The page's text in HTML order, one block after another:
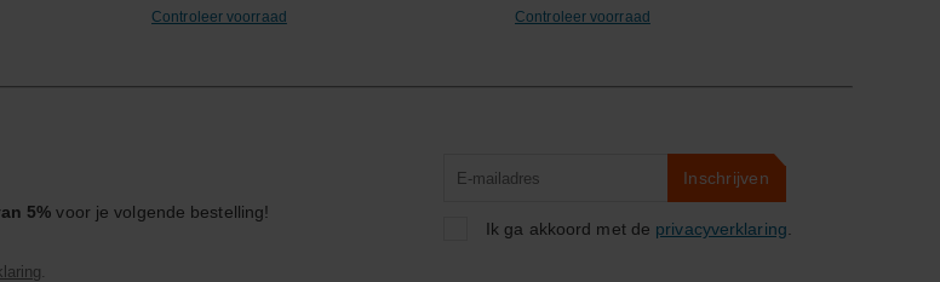
Controleer voorraad Controleer voorraad
5% voor je volgende bestelling!
.
Inschrijven
Ik ga akkoord met de privacyverklaring